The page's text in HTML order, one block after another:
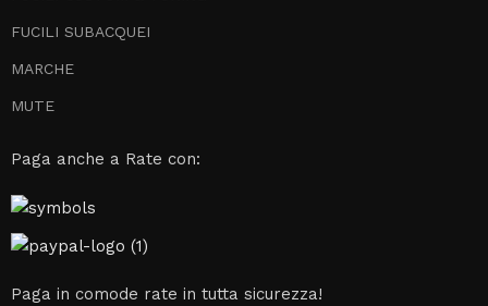
FUCILI SUBACQUEI
MARCHE
MUTE
Paga anche a Rate con:
Paga in comode rate in tutta sicurezza!